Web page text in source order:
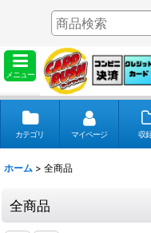
メニュー
カテゴリ マイページ 収
ホーム > 全商品
全商品